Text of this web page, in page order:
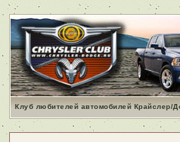
Клуб любителей автомобилей Крайслер/